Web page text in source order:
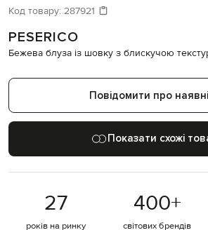
Давайте підберемо щось ще
Схожі товари
Код товару: 287921
PESERICO
Бежева блуза із шовку з блискучою
Повідомити про
Показати схожі
27
років на ринку
400+
світових брендів